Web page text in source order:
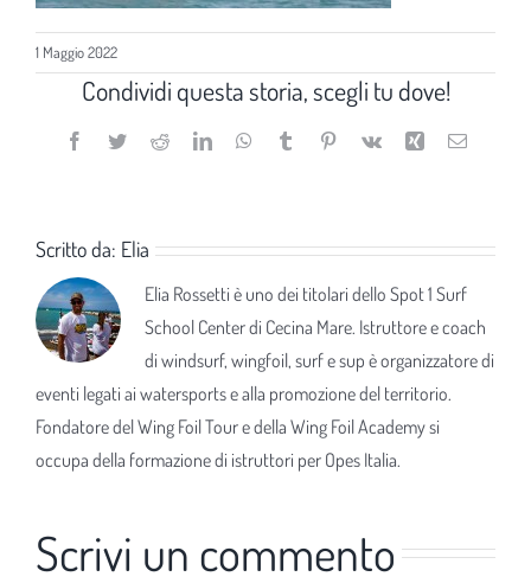
1 Maggio 2022
Condividi questa storia, scegli tu dove!
Facebook
TwitterRedditLinkedInWhatsApp
TumblrPinterest
Vk Xing Email
Scritto da: Elia
Elia Rossetti è uno dei titolari dello Spot 1 Surf
School Center di Cecina Mare. Istruttore e coach
di windsurf, wingfoil, surf e sup è organizzatore di
eventi legati ai watersports e alla promozione del territorio.
Fondatore del Wing Foil Tour e della Wing Foil Academy si
occupa della formazione di istruttori per Opes Italia.
Scrivi un commento